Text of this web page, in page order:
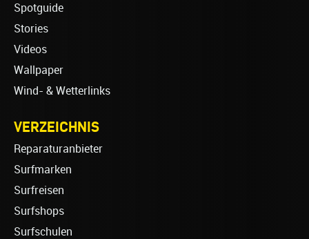
Spotguide
Stories
Videos
Wallpaper
Wind- & Wetterlinks
VERZEICHNIS
Reparaturanbieter
Surfmarken
Surfreisen
Surfshops
Surfschulen